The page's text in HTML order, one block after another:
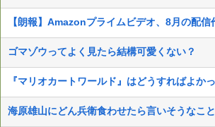
ゴマゾウってよく見たら結構可愛くない？
『マリオカートワールド』はどうすればよか
海原雄山にどん兵衛食わせたら言いそうなこと